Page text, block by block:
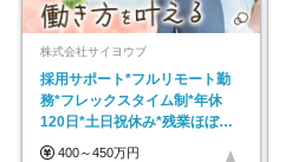
株式会社サイヨウブ
採用サポート*フルリモート勤
務*フレックスタイム制*年休
120日*土日祝休み*残業ほぼな
し*育児中社員8割以上
400～450万円